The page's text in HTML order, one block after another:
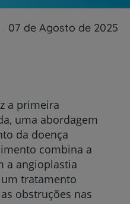
07 de Agosto de 2025
a primeira
uma abordagem
da doença
combina a
a angioplastia
tratamento
obstruções nas